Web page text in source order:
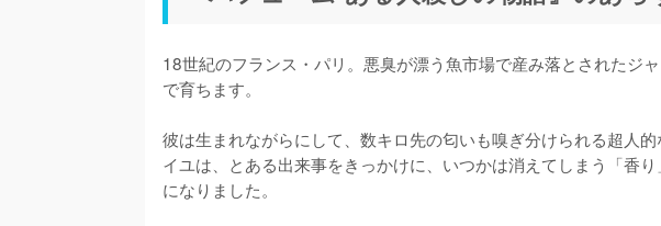
18世紀のフランス・パリ。悪臭が漂う魚市場で産み落とされたジ
で育ちます。
彼は生まれながらにして、数キロ先の匂いも嗅ぎ分けられる超人
イユは、とある出来事をきっかけに、いつかは消えてしまう「香
になりました。